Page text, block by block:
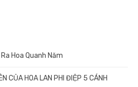
Hoa Quanh Năm
CỦA HOA LAN PHI ĐIỆP 5 CÁNH